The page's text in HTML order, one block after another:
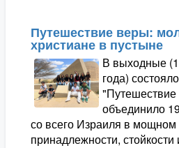
Путешествие веры:
христиане в пустыне
В выходные
года)
объединило
со всего Израиля в
принадлежности, стойкости